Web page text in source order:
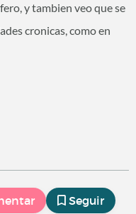
y tambien veo que se
cronicas, como en
Seguir